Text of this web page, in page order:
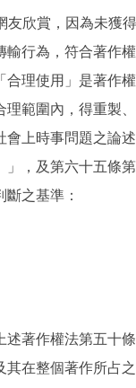
欣賞，因為未獲
行為，符合著作
理使用」是著作
範圍內，得重製、
上時事問題之論
，及第六十五條
之基準：
著作權法第五十
在整個著作所占